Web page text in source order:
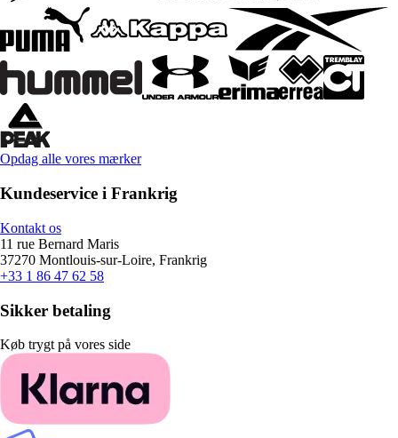
Opdag alle vores mærker
Kundeservice i Frankrig
Kontakt os
11 rue Bernard Maris
37270 Montlouis-sur-Loire, Frankrig
+33 1 86 47 62 58
Sikker betaling
Køb trygt på vores side